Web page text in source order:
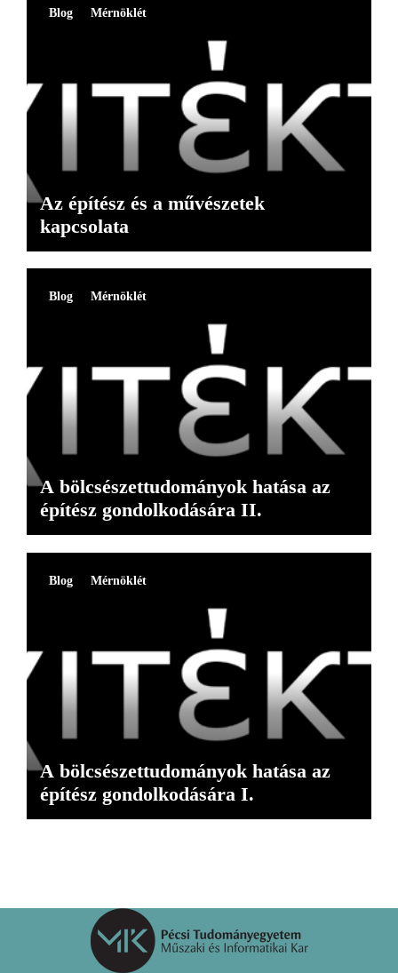
Blog Mérnöklét
Az építész és a művészetek
kapcsolata
Blog Mérnöklét
A bölcsészettudományok hatása az
építész gondolkodására II.
Blog Mérnöklét
A bölcsészettudományok hatása az
építész gondolkodására I.